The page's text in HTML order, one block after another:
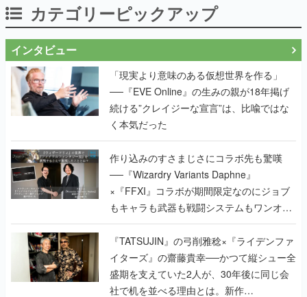
カテゴリーピックアップ
インタビュー
「現実より意味のある仮想世界を作る」
──『EVE Online』の生みの親が18年掲げ
続ける”クレイジーな宣言”は、比喩ではな
く本気だった
作り込みのすさまじさにコラボ先も驚嘆
──『Wizardry Variants Daphne』
×『FFXI』コラボが期間限定なのにジョブ
もキャラも武器も戦闘システムもワンオフ
で作り込まれた理由を両ディレクターに聞
く
『TATSUJIN』の弓削雅稔×『ライデンファ
イターズ』の齋藤貴幸──かつて縦シュー全
盛期を支えていた2人が、30年後に同じ会
社で机を並べる理由とは。新作